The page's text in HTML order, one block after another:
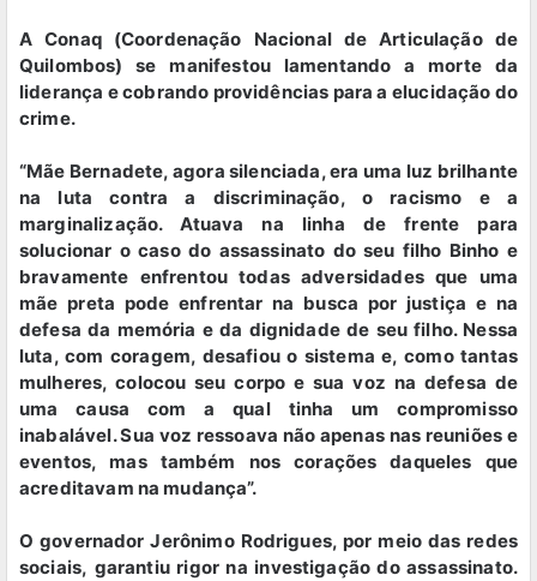
A Conaq (Coordenação Nacional de Articulação de
Quilombos) se manifestou lamentando a morte da
liderança e cobrando providências para a elucidação do
crime.
“Mãe Bernadete, agora silenciada, era uma luz brilhante
na luta contra a discriminação, o racismo e a
marginalização. Atuava na linha de frente para
solucionar o caso do assassinato do seu filho Binho e
bravamente enfrentou todas adversidades que uma
mãe preta pode enfrentar na busca por justiça e na
defesa da memória e da dignidade de seu filho. Nessa
luta, com coragem, desafiou o sistema e, como tantas
mulheres, colocou seu corpo e sua voz na defesa de
uma causa com a qual tinha um compromisso
inabalável. Sua voz ressoava não apenas nas reuniões e
eventos, mas também nos corações daqueles que
acreditavam na mudança”.
O governador Jerônimo Rodrigues, por meio das redes
sociais, garantiu rigor na investigação do assassinato.